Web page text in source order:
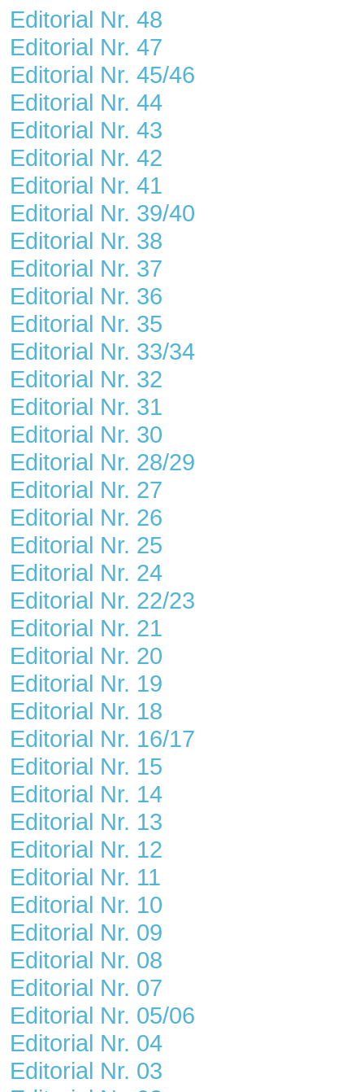
Editorial Nr. 48
Editorial Nr. 47
Editorial Nr. 45/46
Editorial Nr. 44
Editorial Nr. 43
Editorial Nr. 42
Editorial Nr. 41
Editorial Nr. 39/40
Editorial Nr. 38
Editorial Nr. 37
Editorial Nr. 36
Editorial Nr. 35
Editorial Nr. 33/34
Editorial Nr. 32
Editorial Nr. 31
Editorial Nr. 30
Editorial Nr. 28/29
Editorial Nr. 27
Editorial Nr. 26
Editorial Nr. 25
Editorial Nr. 24
Editorial Nr. 22/23
Editorial Nr. 21
Editorial Nr. 20
Editorial Nr. 19
Editorial Nr. 18
Editorial Nr. 16/17
Editorial Nr. 15
Editorial Nr. 14
Editorial Nr. 13
Editorial Nr. 12
Editorial Nr. 11
Editorial Nr. 10
Editorial Nr. 09
Editorial Nr. 08
Editorial Nr. 07
Editorial Nr. 05/06
Editorial Nr. 04
Editorial Nr. 03